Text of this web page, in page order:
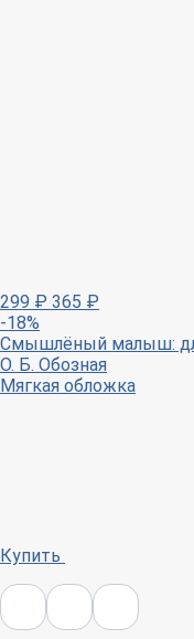
299 ₽ 365 ₽
-18%
Смышлёный малыш:
О. Б. Обозная
Мягкая обложка
Купить